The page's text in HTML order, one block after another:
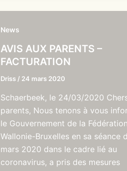
News
AVIS AUX PARENTS –
FACTURATION
Driss / 24 mars 2020
Schaerbeek, le 24/03/2020
parents, Nous tenons à vous
le Gouvernement de la Fédération
Wallonie-Bruxelles en sa séance
mars 2020 dans le cadre lié au
coronavirus, a pris des mesures